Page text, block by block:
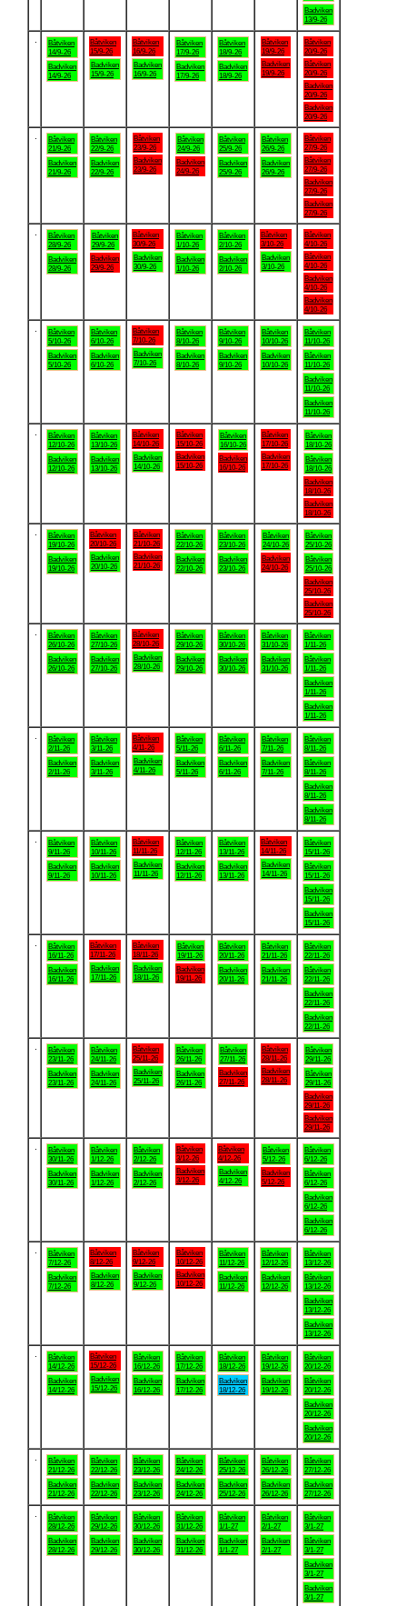
Badviken
13/9-26
Båtviken
14/9-26
Badviken
14/9-26
Båtviken
15/9-26
Badviken
15/9-26
Båtviken
16/9-26
Badviken
16/9-26
Båtviken
17/9-26
Badviken
17/9-26
Båtviken
18/9-26
Badviken
18/9-26
Båtviken
19/9-26
Badviken
19/9-26
Båtviken
20/9-26
Båtviken
20/9-26
Badviken
20/9-26
Badviken
20/9-26
Båtviken
21/9-26
Badviken
21/9-26
Båtviken
22/9-26
Badviken
22/9-26
Båtviken
23/9-26
Badviken
23/9-26
Båtviken
24/9-26
Badviken
24/9-26
Båtviken
25/9-26
Badviken
25/9-26
Båtviken
26/9-26
Badviken
26/9-26
Båtviken
27/9-26
Båtviken
27/9-26
Badviken
27/9-26
Badviken
27/9-26
Båtviken
28/9-26
Badviken
28/9-26
Båtviken
29/9-26
Badviken
29/9-26
Båtviken
30/9-26
Badviken
30/9-26
Båtviken
1/10-26
Badviken
1/10-26
Båtviken
2/10-26
Badviken
2/10-26
Båtviken
3/10-26
Badviken
3/10-26
Båtviken
4/10-26
Båtviken
4/10-26
Badviken
4/10-26
Badviken
4/10-26
Båtviken
5/10-26
Badviken
5/10-26
Båtviken
6/10-26
Badviken
6/10-26
Båtviken
7/10-26
Badviken
7/10-26
Båtviken
8/10-26
Badviken
8/10-26
Båtviken
9/10-26
Badviken
9/10-26
Båtviken
10/10-26
Badviken
10/10-26
Båtviken
11/10-26
Båtviken
11/10-26
Badviken
11/10-26
Badviken
11/10-26
Båtviken
12/10-26
Badviken
12/10-26
Båtviken
13/10-26
Badviken
13/10-26
Båtviken
14/10-26
Badviken
14/10-26
Båtviken
15/10-26
Badviken
15/10-26
Båtviken
16/10-26
Badviken
16/10-26
Båtviken
17/10-26
Badviken
17/10-26
Båtviken
18/10-26
Båtviken
18/10-26
Badviken
18/10-26
Badviken
18/10-26
Båtviken
19/10-26
Badviken
19/10-26
Båtviken
20/10-26
Badviken
20/10-26
Båtviken
21/10-26
Badviken
21/10-26
Båtviken
22/10-26
Badviken
22/10-26
Båtviken
23/10-26
Badviken
23/10-26
Båtviken
24/10-26
Badviken
24/10-26
Båtviken
25/10-26
Båtviken
25/10-26
Badviken
25/10-26
Badviken
25/10-26
Båtviken
26/10-26
Badviken
26/10-26
Båtviken
27/10-26
Badviken
27/10-26
Båtviken
28/10-26
Badviken
28/10-26
Båtviken
29/10-26
Badviken
29/10-26
Båtviken
30/10-26
Badviken
30/10-26
Båtviken
31/10-26
Badviken
31/10-26
Båtviken
1/11-26
Båtviken
1/11-26
Badviken
1/11-26
Badviken
1/11-26
Båtviken
2/11-26
Badviken
2/11-26
Båtviken
3/11-26
Badviken
3/11-26
Båtviken
4/11-26
Badviken
4/11-26
Båtviken
5/11-26
Badviken
5/11-26
Båtviken
6/11-26
Badviken
6/11-26
Båtviken
7/11-26
Badviken
7/11-26
Båtviken
8/11-26
Båtviken
8/11-26
Badviken
8/11-26
Badviken
8/11-26
Båtviken
9/11-26
Badviken
9/11-26
Båtviken
10/11-26
Badviken
10/11-26
Båtviken
11/11-26
Badviken
11/11-26
Båtviken
12/11-26
Badviken
12/11-26
Båtviken
13/11-26
Badviken
13/11-26
Båtviken
14/11-26
Badviken
14/11-26
Båtviken
15/11-26
Båtviken
15/11-26
Badviken
15/11-26
Badviken
15/11-26
Båtviken
16/11-26
Badviken
16/11-26
Båtviken
17/11-26
Badviken
17/11-26
Båtviken
18/11-26
Badviken
18/11-26
Båtviken
19/11-26
Badviken
19/11-26
Båtviken
20/11-26
Badviken
20/11-26
Båtviken
21/11-26
Badviken
21/11-26
Båtviken
22/11-26
Båtviken
22/11-26
Badviken
22/11-26
Badviken
22/11-26
Båtviken
23/11-26
Badviken
23/11-26
Båtviken
24/11-26
Badviken
24/11-26
Båtviken
25/11-26
Badviken
25/11-26
Båtviken
26/11-26
Badviken
26/11-26
Båtviken
27/11-26
Badviken
27/11-26
Båtviken
28/11-26
Badviken
28/11-26
Båtviken
29/11-26
Båtviken
29/11-26
Badviken
29/11-26
Badviken
29/11-26
Båtviken
30/11-26
Badviken
30/11-26
Båtviken
1/12-26
Badviken
1/12-26
Båtviken
2/12-26
Badviken
2/12-26
Båtviken
3/12-26
Badviken
3/12-26
Båtviken
4/12-26
Badviken
4/12-26
Båtviken
5/12-26
Badviken
5/12-26
Båtviken
6/12-26
Båtviken
6/12-26
Badviken
6/12-26
Badviken
6/12-26
Båtviken
7/12-26
Badviken
7/12-26
Båtviken
8/12-26
Badviken
8/12-26
Båtviken
9/12-26
Badviken
9/12-26
Båtviken
10/12-26
Badviken
10/12-26
Båtviken
11/12-26
Badviken
11/12-26
Båtviken
12/12-26
Badviken
12/12-26
Båtviken
13/12-26
Båtviken
13/12-26
Badviken
13/12-26
Badviken
13/12-26
Båtviken
14/12-26
Badviken
14/12-26
Båtviken
15/12-26
Badviken
15/12-26
Båtviken
16/12-26
Badviken
16/12-26
Båtviken
17/12-26
Badviken
17/12-26
Båtviken
18/12-26
Badviken
18/12-26
Båtviken
19/12-26
Badviken
19/12-26
Båtviken
20/12-26
Båtviken
20/12-26
Badviken
20/12-26
Badviken
20/12-26
Båtviken
21/12-26
Badviken
21/12-26
Båtviken
22/12-26
Badviken
22/12-26
Båtviken
23/12-26
Badviken
23/12-26
Båtviken
24/12-26
Badviken
24/12-26
Båtviken
25/12-26
Badviken
25/12-26
Båtviken
26/12-26
Badviken
26/12-26
Båtviken
27/12-26
Badviken
27/12-26
Båtviken
28/12-26
Badviken
28/12-26
Båtviken
29/12-26
Badviken
29/12-26
Båtviken
30/12-26
Badviken
30/12-26
Båtviken
31/12-26
Badviken
31/12-26
Båtviken
1/1-27
Badviken
1/1-27
Båtviken
2/1-27
Badviken
2/1-27
Båtviken
3/1-27
Båtviken
3/1-27
Badviken
3/1-27
Badviken
3/1-27